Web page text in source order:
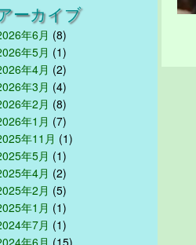
ーカイブ
年6月 (8)
年5月 (1)
年4月 (2)
年3月 (4)
年2月 (8)
年1月 (7)
年11月 (1)
年5月 (1)
年4月 (2)
年2月 (5)
年1月 (1)
年7月 (1)
年6月 (15)